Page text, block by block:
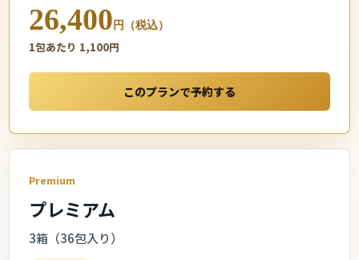
26,400 円（税込）
1包あたり 1,100円
このプランで予約する
Premium
プレミアム
3箱（36包入り）